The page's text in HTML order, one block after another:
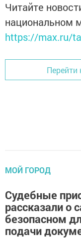
Читайте
национальном
https://max.ru/
Перейти
МОЙ ГОРОД
Судебные
рассказали о
безопасном
подачи